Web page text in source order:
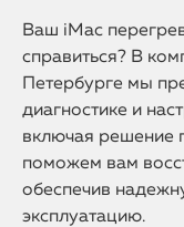
Ваш iMac
справиться? В
Петербурге мы
диагностике и
включая решение
поможем вам
обеспечив
эксплуатацию.